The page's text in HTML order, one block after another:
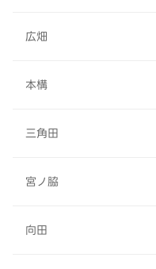
広畑
本構
三角田
宮ノ脇
向田